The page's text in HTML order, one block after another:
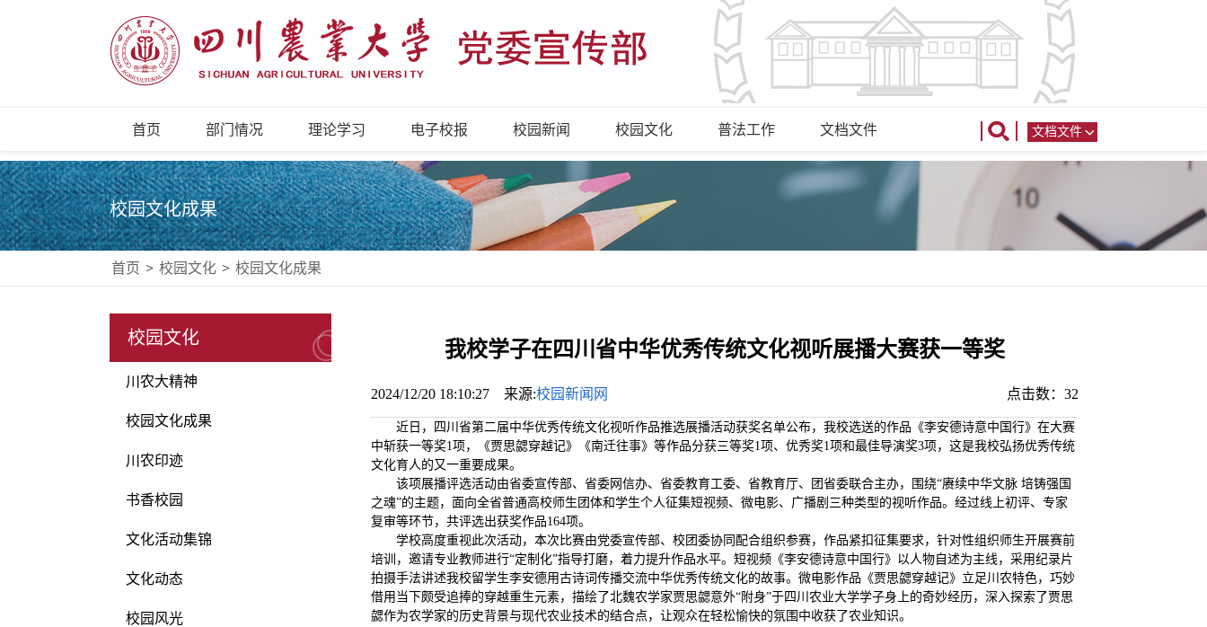
首页 部门情况 理论学习 电子校报 校园新闻 校园文化 普法工作 文档文件 文档文件
校园文化成果
首页 > 校园文化 > 校园文化成果
校园文化
川农大精神
校园文化成果
川农印迹
书香校园
文化活动集锦
文化动态
校园风光
我校学子在四川省中华优秀传统文化视听展播大赛获一等奖
点击数：32
2024/12/20 18:10:27 来源:校园新闻网
近日，四川省第二届中华优秀传统文化视听作品推选展播活动获奖名单公布，我校选送的作品《李安德诗意中国行》在大赛
中斩获一等奖1项，《贾思勰穿越记》《南迁往事》等作品分获三等奖1项、优秀奖1项和最佳导演奖3项，这是我校弘扬优秀传统
文化育人的又一重要成果。
该项展播评选活动由省委宣传部、省委网信办、省委教育工委、省教育厅、团省委联合主办，围绕“赓续中华文脉 培铸强国
之魂”的主题，面向全省普通高校师生团体和学生个人征集短视频、微电影、广播剧三种类型的视听作品。经过线上初评、专家
复审等环节，共评选出获奖作品164项。
学校高度重视此次活动，本次比赛由党委宣传部、校团委协同配合组织参赛，作品紧扣征集要求，针对性组织师生开展赛前
培训，邀请专业教师进行“定制化”指导打磨，着力提升作品水平。短视频《李安德诗意中国行》以人物自述为主线，采用纪录片
拍摄手法讲述我校留学生李安德用古诗词传播交流中华优秀传统文化的故事。微电影作品《贾思勰穿越记》立足川农特色，巧妙
借用当下颇受追捧的穿越重生元素，描绘了北魏农学家贾思勰意外“附身”于四川农业大学学子身上的奇妙经历，深入探索了贾思
勰作为农学家的历史背景与现代农业技术的结合点，让观众在轻松愉快的氛围中收获了农业知识。